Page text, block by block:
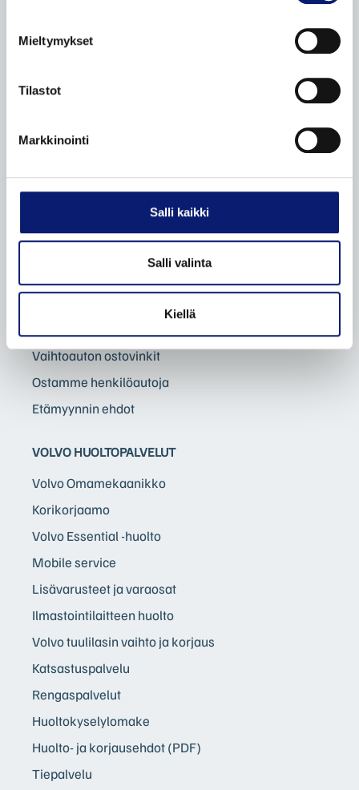
Mieltymykset
Tilastot
Markkinointi
Salli kaikki
Salli valinta
Kiellä
Volvo sähköistyy
Yksityisasiakkaat
Etämyynnin ehdot
VAIHTOAUTOT
Vaihtoauton ostovinkit
Ostamme henkilöautoja
Etämyynnin ehdot
VOLVO HUOLTOPALVELUT
Volvo Omamekaanikko
Korikorjaamo
Volvo Essential -huolto
Mobile service
Lisävarusteet ja varaosat
Ilmastointilaitteen huolto
Volvo tuulilasin vaihto ja korjaus
Katsastuspalvelu
Rengaspalvelut
Huoltokyselylomake
Huolto- ja korjausehdot (PDF)
Tiepalvelu